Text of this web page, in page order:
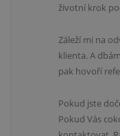
životní krok
Záleží mi na
klienta. A
pak hovoří
Pokud jste
Pokud Vás